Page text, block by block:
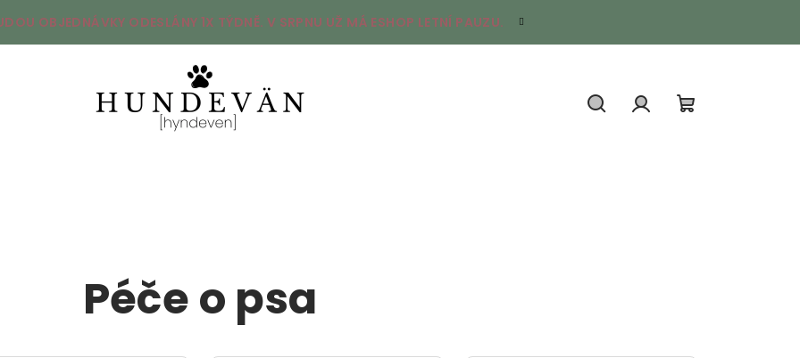
OBJEDNÁVKY ODESLÁNY 1X TÝDNĚ. V SRPNU UŽ MÁ ESHOP LETNÍ PAUZU.
Péče o psa